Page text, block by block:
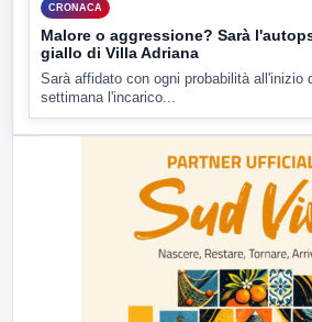
CRONACA
Malore o aggressione? Sarà
giallo di Villa Adriana
Sarà affidato con ogni probabilità all'inizio
settimana l'incarico...